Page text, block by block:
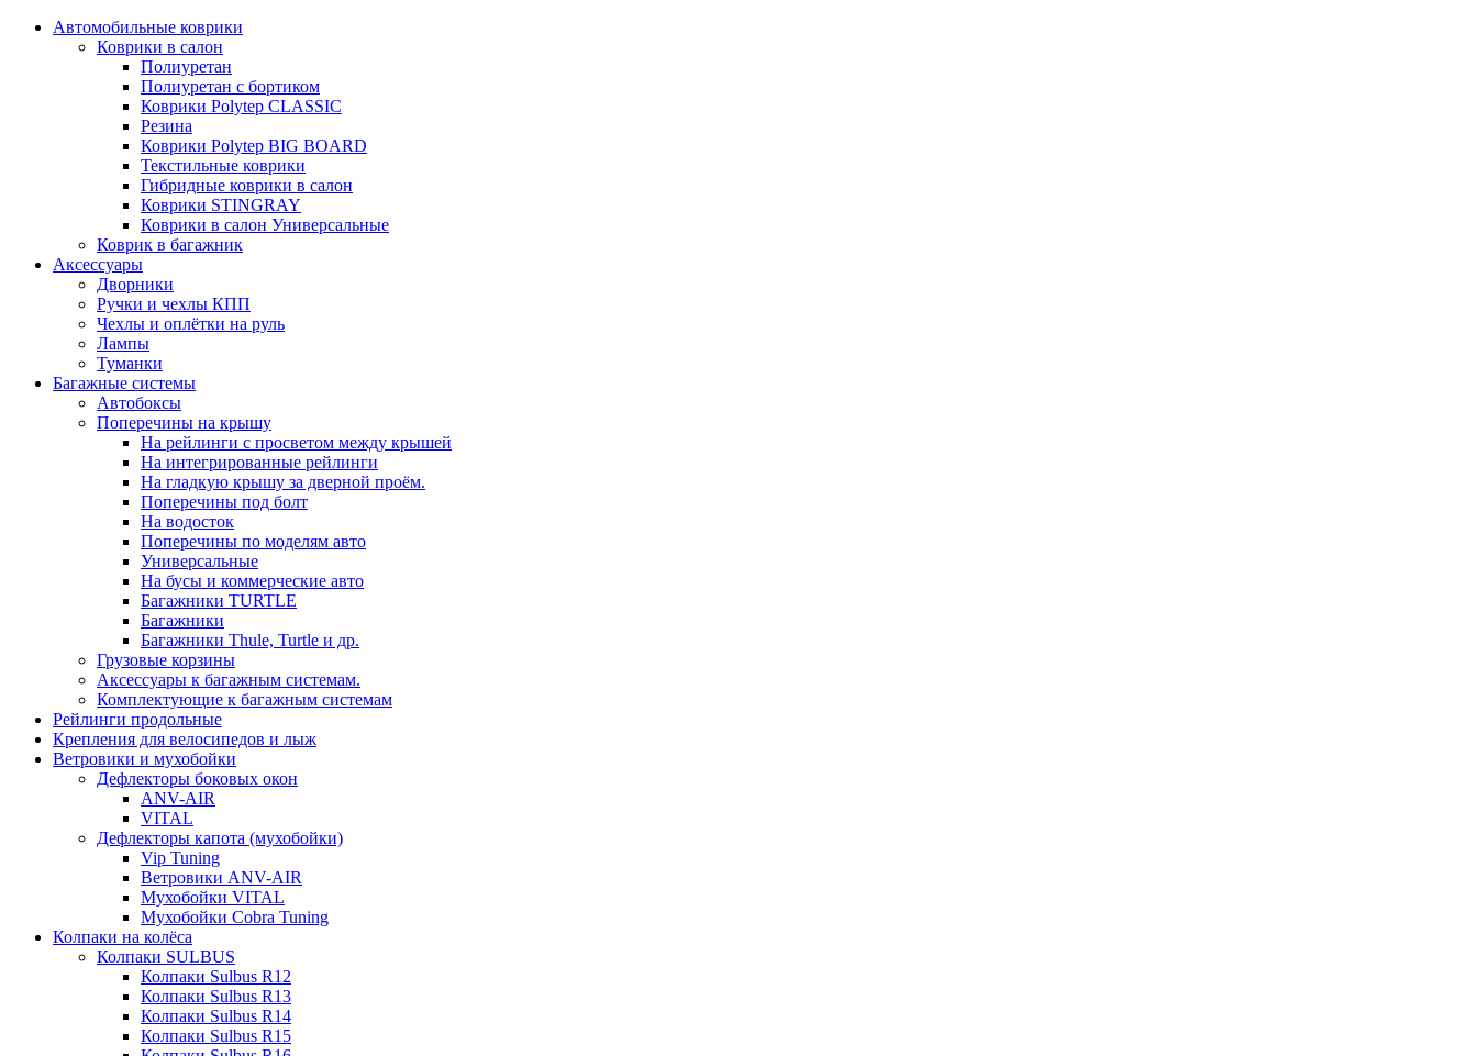
Автомобильные коврики
Коврики в салон
Полиуретан
Полиуретан с бортиком
Коврики Polytep CLASSIC
Резина
Коврики Polytep BIG BOARD
Текстильные коврики
Гибридные коврики в салон
Коврики STINGRAY
Коврики в салон Универсальные
Коврик в багажник
Аксессуары
Дворники
Ручки и чехлы КПП
Чехлы и оплётки на руль
Лампы
Туманки
Багажные системы
Автобоксы
Поперечины на крышу
На рейлинги с просветом между крышей
На интегрированные рейлинги
На гладкую крышу за дверной проём.
Поперечины под болт
На водосток
Поперечины по моделям авто
Универсальные
На бусы и коммерческие авто
Багажники TURTLE
Багажники
Багажники Thule, Turtle и др.
Грузовые корзины
Аксессуары к багажным системам.
Комплектующие к багажным системам
Рейлинги продольные
Крепления для велосипедов и лыж
Ветровики и мухобойки
Дефлекторы боковых окон
ANV-AIR
VITAL
Дефлекторы капота (мухобойки)
Vip Tuning
Ветровики ANV-AIR
Мухобойки VITAL
Мухобойки Cobra Tuning
Колпаки на колёса
Колпаки SULBUS
Колпаки Sulbus R12
Колпаки Sulbus R13
Колпаки Sulbus R14
Колпаки Sulbus R15